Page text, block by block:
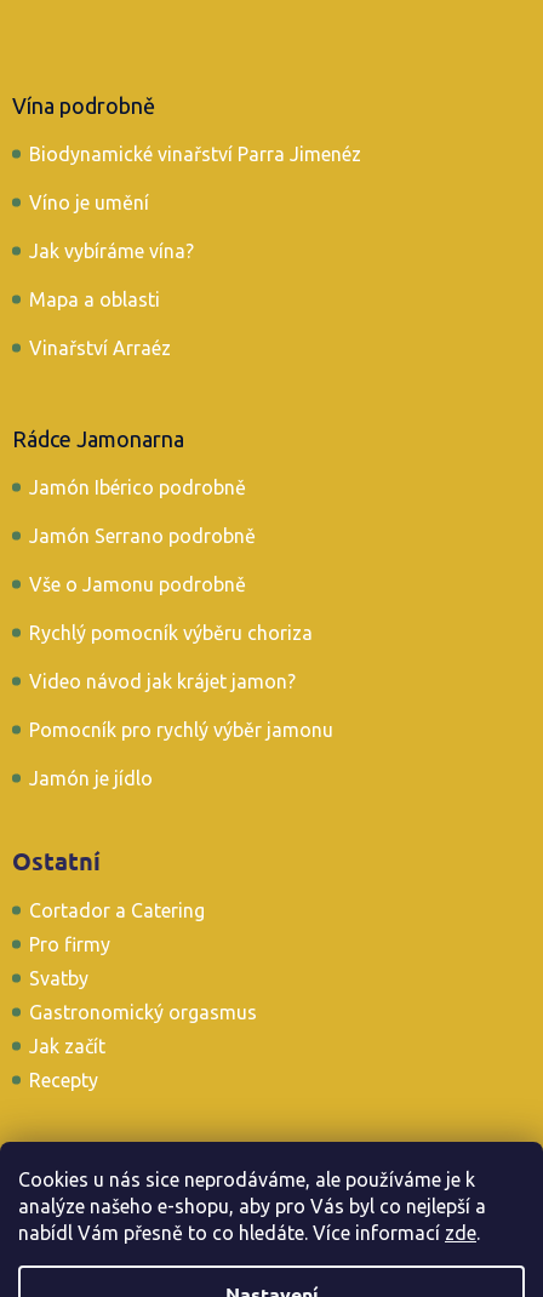
Cookies u nás sice neprodáváme, ale používáme je k
analýze našeho e-shopu, aby pro Vás byl co nejlepší a
nabídl Vám přesně to co hledáte. Více informací zde.
Vína podrobně
Biodynamické vinařství Parra Jimenéz
Víno je umění
Jak vybíráme vína?
Mapa a oblasti
Vinařství Arraéz
Rádce Jamonarna
Jamón Ibérico podrobně
Jamón Serrano podrobně
Vše o Jamonu podrobně
Rychlý pomocník výběru choriza
Video návod jak krájet jamon?
Pomocník pro rychlý výběr jamonu
Jamón je jídlo
Ostatní
Cortador a Catering
Pro firmy
Svatby
Gastronomický orgasmus
Jak začít
Recepty
Stavte se i u nás v Tapas Baru